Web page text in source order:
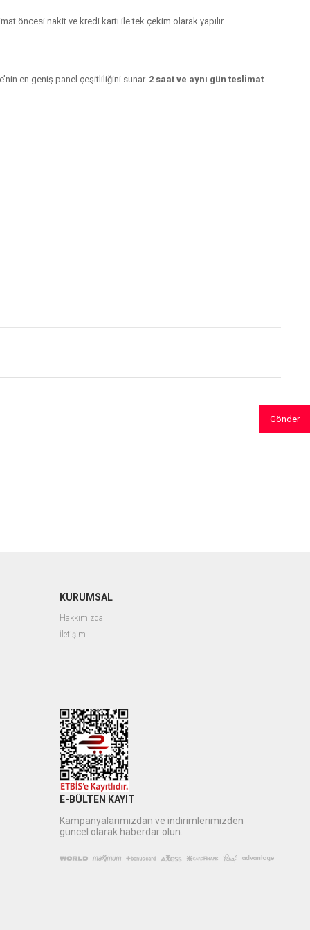
öncesi nakit ve kredi kartı ile tek çekim olarak yapılır.
en geniş panel çeşitliliğini sunar. 2 saat ve aynı gün teslimat
Gönder
KURUMSAL
Hakkımızda
İletişim
E-BÜLTEN KAYIT
Kampanyalarımızdan ve indirimlerimizden
güncel olarak haberdar olun.